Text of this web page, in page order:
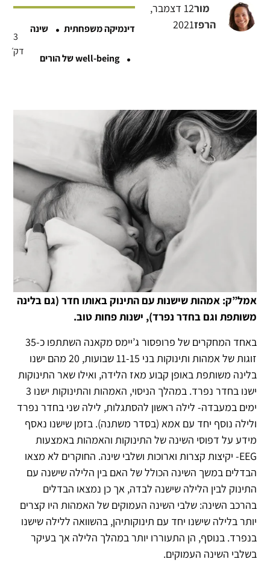
3
דק׳
דינמיקה משפחתית · שינה
· well-being של הורים
12 דצמבר,
2021
מור
הרפז
אמל”ק: אמהות שישנות עם התינוק באותו חדר (גם בלינה
משותפת וגם בחדר נפרד), ישנות פחות טוב.
באחד המחקרים של פרופסור ג’יימס מקאנה השתתפו כ-35
זוגות של אמהות ותינוקות בני 11-15 שבועות, 20 מהם ישנו
בלינה משותפת באופן קבוע מאז הלידה, ואילו שאר התינוקות
ישנו בחדר נפרד. במהלך הניסוי, האמהות והתינוקות ישנו 3
ימים במעבדה- לילה ראשון להסתגלות, לילה שני בחדר נפרד
ולילה נוסף יחד עם אמא (בסדר משתנה). בזמן שישנו נאסף
מידע על דפוסי השינה של התינוקות והאמהות באמצעות
EEG- יקיצות קצרות וארוכות ושלבי שינה. החוקרים לא מצאו
הבדלים במשך השינה הכולל של האם בין הלילה שישנה עם
התינוק לבין הלילה שישנה לבדה, אך כן נמצאו הבדלים
בהרכב השינה: שלבי השינה העמוקים של האמהות היו קצרים
יותר בלילה שישנו יחד עם תינוקותיהן, בהשוואה ללילה שישנו
בנפרד. בנוסף, הן התעוררו יותר במהלך הלילה אך בעיקר
בשלבי השינה העמוקים.